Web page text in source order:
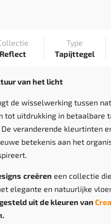
Reflect
Type
Tapijttegel
van het licht
de wisselwerking tussen
tot uitdrukking in betaalbare
veranderende kleurtinten
betekenis aan het
creëren een collectie
elegante en natuurlijke
uit de kleuren van